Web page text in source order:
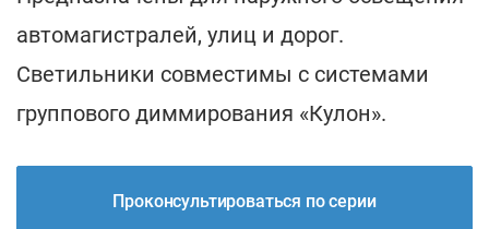
автомагистралей, улиц и дорог.
Светильники совместимы с системами
группового диммирования «Кулон».
Проконсультироваться по серии